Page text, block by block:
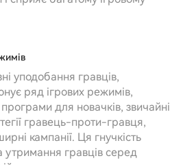
уподобання гравців,
ряд ігрових режимів,
для новачків, звичайні
гравець-проти-гравця,
кампанії. Ця гнучкість
утримання гравців серед